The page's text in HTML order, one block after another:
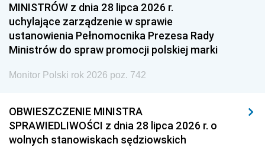
MINISTRÓW z dnia 28 lipca 2026 r.
uchylające zarządzenie w sprawie
ustanowienia Pełnomocnika Prezesa Rady
Ministrów do spraw promocji polskiej marki
Monitor Polski rok 2026 poz. 742
OBWIESZCZENIE MINISTRA
SPRAWIEDLIWOŚCI z dnia 28 lipca 2026 r. o
wolnych stanowiskach sędziowskich